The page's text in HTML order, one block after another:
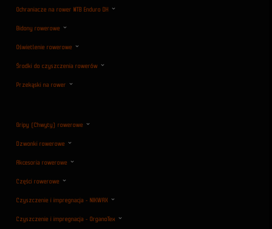
Ochraniacze na rower MTB Enduro DH
Bidony rowerowe
Oświetlenie rowerowe
Środki do czyszczenia rowerów
Przekąski na rower
Gripy (Chwyty) rowerowe
Dzwonki rowerowe
Akcesoria rowerowe
Części rowerowe
Czyszczenie i impregnacja - NIKWAX
Czyszczenie i impregnacja - OrganoTex